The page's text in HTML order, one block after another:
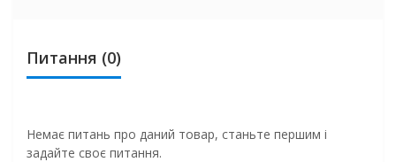
Питання (0)
Немає питань про даний товар, станьте першим і
задайте своє питання.